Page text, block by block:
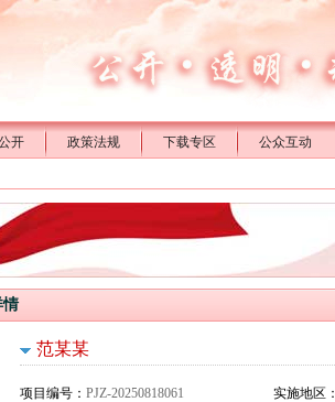
开 政策法规 下载专区 公众互动
情
范某某
项目编号： PJZ-20250818061 实施地区：